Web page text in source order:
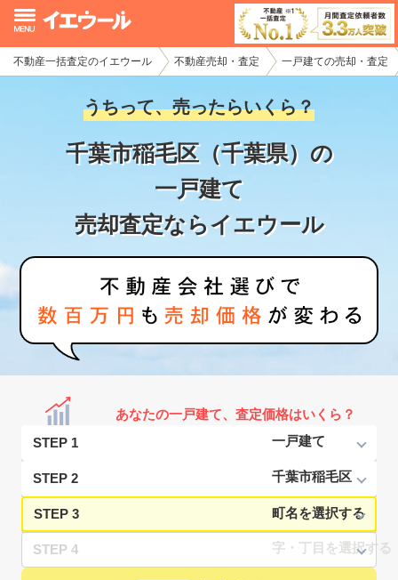
不動産一括査定のイエウール 不動産売却・査定 一戸建ての売却・査定
うちって、売ったらいくら？
千葉市稲毛区（千葉県）の
一戸建て
売却査定ならイエウール
あなたの一戸建て、査定価格はいくら？
STEP 1
STEP 2
STEP 3
STEP 4
イエウール加盟希望の不動産会社様
初めての方へ
不動産売却の流れ